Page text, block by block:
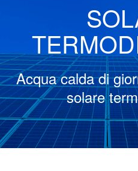
Acqua calda di
solare